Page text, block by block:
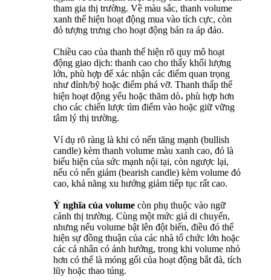
tham gia thị trường. Về màu sắc, thanh volume
xanh thể hiện hoạt động mua vào tích cực, còn
đỏ tượng trưng cho hoạt động bán ra áp đảo.
Chiều cao của thanh thể hiện rõ quy mô hoạt
động giao dịch: thanh cao cho thấy khối lượng
lớn, phù hợp để xác nhận các điểm quan trọng
như đỉnh/bỹ hoặc điểm phá vỡ. Thanh thấp thể
hiện hoạt động yếu hoặc thăm dò، phù hợp hơn
cho các chiến lược tìm điểm vào hoặc giữ vững
tâm lý thị trường.
Ví dụ rõ ràng là khi có nến tăng mạnh (bullish
candle) kèm thanh volume màu xanh cao, đó là
biểu hiện của sức mạnh nội tại, còn ngược lại,
nếu có nến giảm (bearish candle) kèm volume đỏ
cao, khả năng xu hướng giảm tiếp tục rất cao.
Ý nghĩa của volume còn phụ thuộc vào ngữ
cảnh thị trường. Cùng một mức giá di chuyển,
nhưng nếu volume bật lên đột biến, điều đó thể
hiện sự đồng thuận của các nhà tổ chức lớn hoặc
các cá nhân có ảnh hưởng, trong khi volume nhỏ
hơn có thể là móng gối của hoạt động bắt đà, tích
lũy hoặc thao túng.